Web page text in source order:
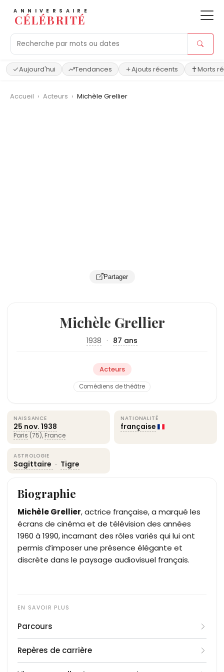
ANNIVERSAIRE
CÉLÉBRITÉ
Aujourd'hui Tendances Ajouts récents Morts
Accueil › Acteurs › Michèle Grellier
Partager
Michèle Grellier
1938 · 87 ans
Acteurs
Comédiens de théâtre
NAISSANCE
25 nov. 1938
Paris (75), France
NATIONALITÉ
française
ASTROLOGIE
Sagittaire · Tigre
Biographie
Michèle Grellier, actrice française, a marqué les
écrans de cinéma et de télévision des années
1960 à 1990, incarnant des rôles variés qui lui ont
permis d’imposer une présence élégante et
discrète dans le paysage audiovisuel français.
Parcours
cinéma à la fin des années 1950. Elle apparaît
Repères de carrière